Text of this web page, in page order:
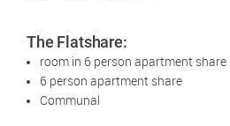
The Flatshare:
room in 6 person apartment share
6 person apartment share
Communal